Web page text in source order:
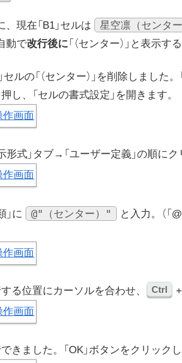
現在「B1」セルは 星空凛（センタ
動で改行後に 「（センター）」と表示
」セルの「（センター）」を削除しまし
し、「セルの書式設定」を開きます。
形式」タブ→「ユーザー定義」の順に
」に @"（センター）"
と入力。（
る位置にカーソルを合わせ、 Ctrl
きました。「OK」ボタンをクリック